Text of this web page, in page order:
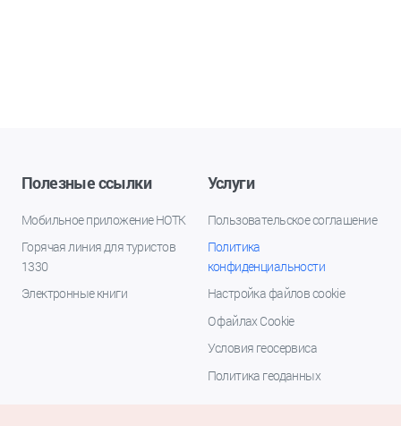
Полезные ссылки
Мобильное приложение НОТК
Горячая линия для туристов
1330
Электронные книги
Услуги
Пользовательское соглашение
Политика
конфиденциальности
Настройка файлов cookie
О файлах Cookie
Условия геосервиса
Политика геоданных